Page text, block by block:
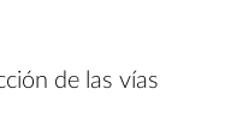
de las vías